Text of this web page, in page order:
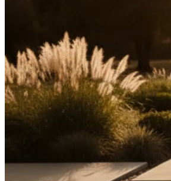
Image Video
モデル
Image to Imagelandscape design
Room Image(0/1)
Drag and drop or click to select
Recent
Style Reference (Optional) (0/1)